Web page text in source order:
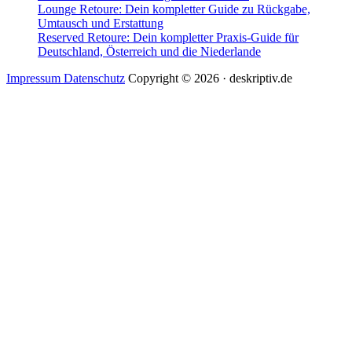
Lounge Retoure: Dein kompletter Guide zu Rückgabe,
Umtausch und Erstattung
Reserved Retoure: Dein kompletter Praxis-Guide für
Deutschland, Österreich und die Niederlande
Impressum Datenschutz Copyright © 2026 · deskriptiv.de